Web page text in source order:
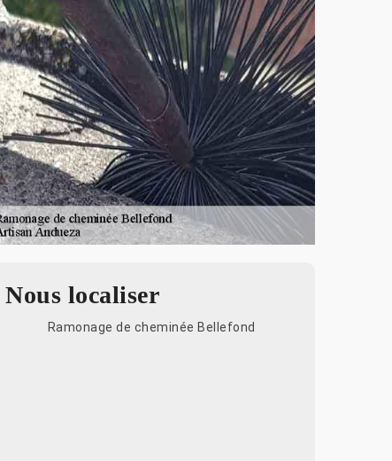
Nous localiser
Ramonage de cheminée Bellefond